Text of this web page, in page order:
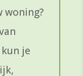
woning?
je